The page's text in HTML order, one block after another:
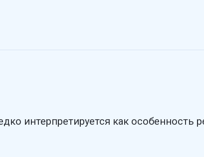
интерпретируется как особенность